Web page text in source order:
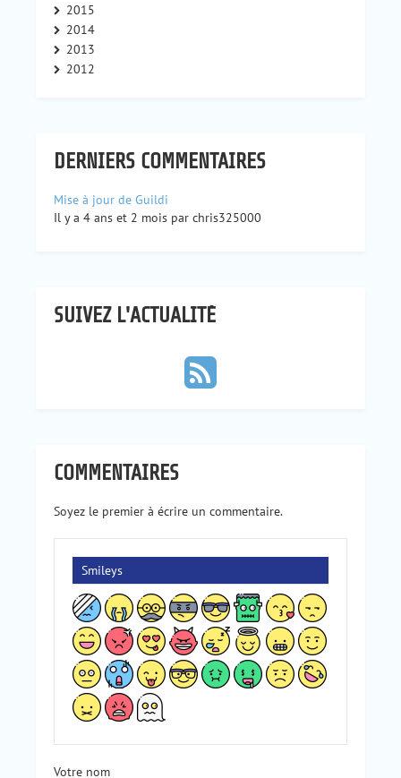
2015
2014
2013
2012
DERNIERS COMMENTAIRES
Mise à jour de Guildi
Il y a 4 ans et 2 mois par chris325000
SUIVEZ L'ACTUALITÉ
COMMENTAIRES
Soyez le premier à écrire un commentaire.
Smileys
Votre nom